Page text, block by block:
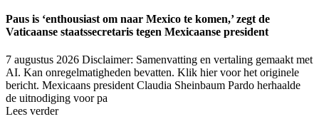
Paus is ‘enthousiast om naar Mexico te komen,’ zegt de
Vaticaanse staatssecretaris tegen Mexicaanse president
7 augustus 2026 Disclaimer: Samenvatting en vertaling gemaakt met
AI. Kan onregelmatigheden bevatten. Klik hier voor het originele
bericht. Mexicaans president Claudia Sheinbaum Pardo herhaalde
de uitnodiging voor pa
Lees verder